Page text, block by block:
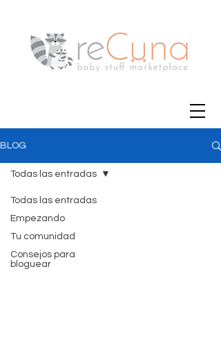
BLOG
Todas las entradas
Empezando
Tu comunidad
Consejos para
bloguear
Todas las entradas